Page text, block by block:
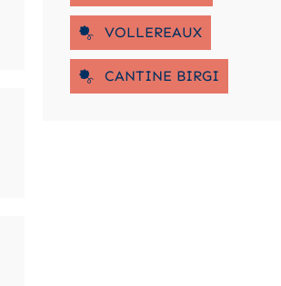
VOLLEREAUX
CANTINE BIRGI